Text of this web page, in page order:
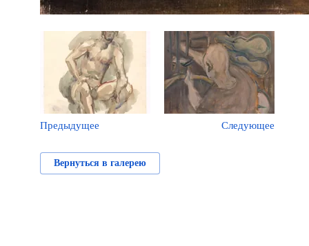
Предыдущее Следующее
Вернуться в галерею